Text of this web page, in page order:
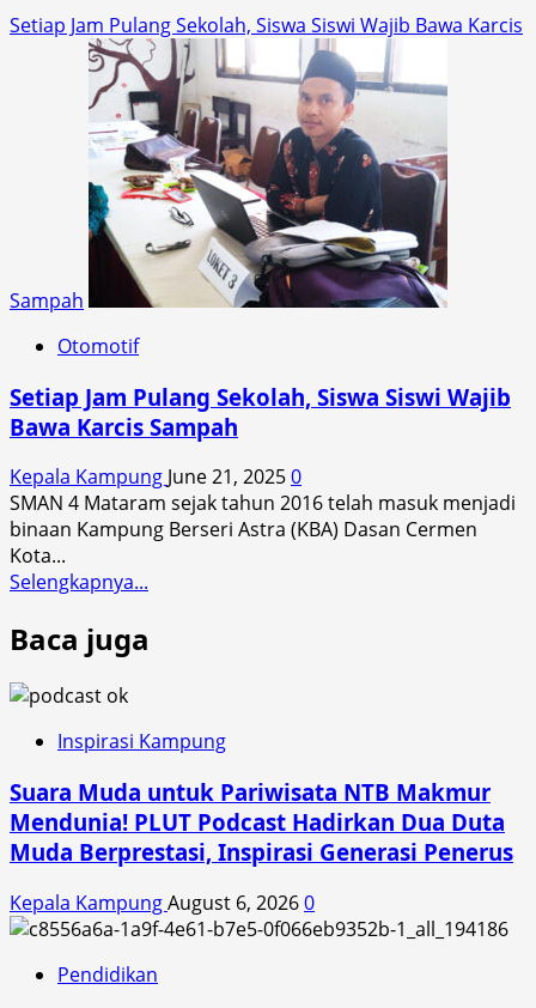
Setiap Jam Pulang Sekolah, Siswa Siswi Wajib Bawa Karcis
Sampah
Otomotif
Setiap Jam Pulang Sekolah, Siswa Siswi Wajib
Bawa Karcis Sampah
Kepala Kampung June 21, 20250
SMAN 4 Mataram sejak tahun 2016 telah masuk menjadi
binaan Kampung Berseri Astra (KBA) Dasan Cermen
Kota...
Selengkapnya...
Sekolah,
Siswi
Wajib
Bawa
Karcis
Sampah
Baca juga
Inspirasi Kampung
Suara Muda untuk Pariwisata NTB Makmur
Mendunia! PLUT Podcast Hadirkan Dua Duta
Muda Berprestasi, Inspirasi Generasi Penerus
Kepala KampungAugust 6, 20260
Pendidikan